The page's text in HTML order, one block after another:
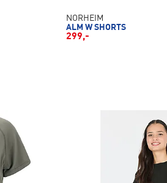
NORHEIM
ALM W SHORTS
299,-